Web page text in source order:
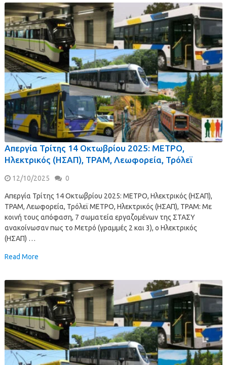
Απεργία Τρίτης 14 Οκτωβρίου 2025: ΜΕΤΡΟ,
Ηλεκτρικός (ΗΣΑΠ), ΤΡΑΜ, Λεωφορεία, Τρόλεϊ
12/10/2025 0
Απεργία Τρίτης 14 Οκτωβρίου 2025: ΜΕΤΡΟ, Ηλεκτρικός (ΗΣΑΠ),
ΤΡΑΜ, Λεωφορεία, Τρόλεϊ ΜΕΤΡΟ, Ηλεκτρικός (ΗΣΑΠ), ΤΡΑΜ: Με
κοινή τους απόφαση, 7 σωματεία εργαζομένων της ΣΤΑΣΥ
ανακοίνωσαν πως το Μετρό (γραμμές 2 και 3), ο Ηλεκτρικός
(ΗΣΑΠ) …
Read More